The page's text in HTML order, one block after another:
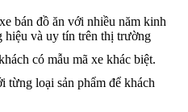
bán đồ ăn với nhiều năm kinh
hiệu và uy tín trên thị trường
có mẫu mã xe khác biệt.
từng loại sản phẩm để khách